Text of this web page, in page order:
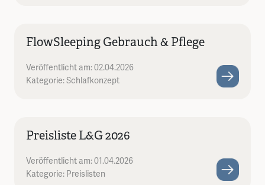
FlowSleeping Gebrauch & Pflege
Veröffentlicht am: 02.04.2026
Kategorie: Schlafkonzept
Preisliste L&G 2026
Veröffentlicht am: 01.04.2026
Kategorie: Preislisten